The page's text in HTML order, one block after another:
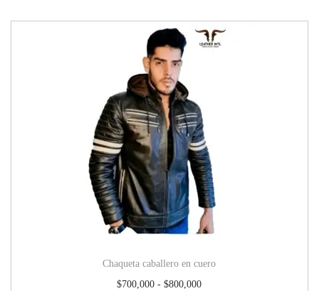
Chaqueta caballero en cuero
$700,000 - $800,000